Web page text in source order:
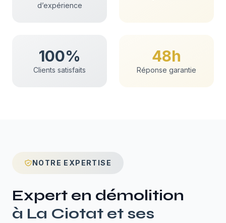
d’expérience
100%
Clients satisfaits
48h
Réponse garantie
NOTRE EXPERTISE
Expert en démolition
à La Ciotat et ses